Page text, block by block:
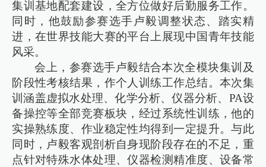
集训基地配套建设，全方位做好后勤服务工作。
同时，他鼓励参赛选手卢毅调整状态、踏实精
进，在世界技能大赛的平台上展现中国青年技能
风采。
会上，参赛选手卢毅结合本次全模块集训及
阶段性考核结果，作个人训练工作总结。本次集
训涵盖虚拟水处理、化学分析、仪器分析、PA设
备操控等全部竞赛板块，经过系统性训练，他的
实操熟练度、作业稳定性均得到一定提升。与此
同时，卢毅客观剖析自身现阶段存在的不足，重
点针对特殊水体处理、仪器检测精准度、设备常